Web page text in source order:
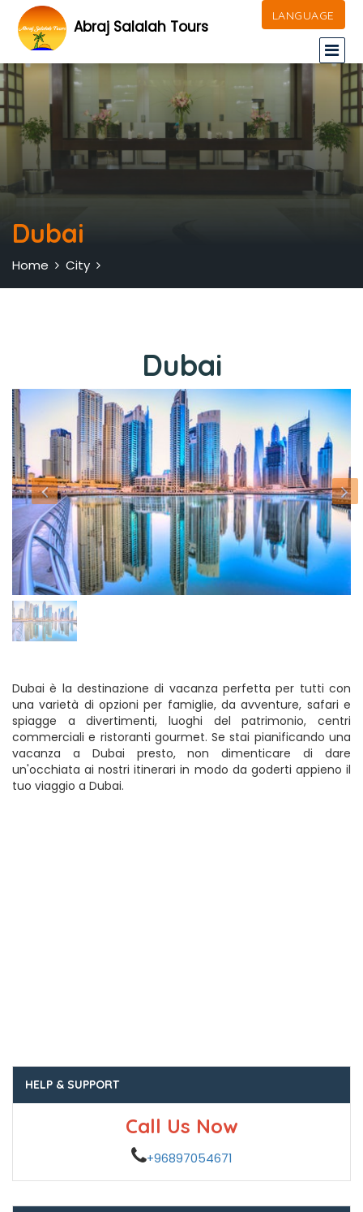
Abraj Salalah Tours
LANGUAGE
Dubai
Home City
Dubai
Dubai è la destinazione di vacanza perfetta per tutti con
una varietà di opzioni per famiglie, da avventure, safari e
spiagge a divertimenti, luoghi del patrimonio, centri
commerciali e ristoranti gourmet. Se stai pianificando una
vacanza a Dubai presto, non dimenticare di dare
un'occhiata ai nostri itinerari in modo da goderti appieno il
tuo viaggio a Dubai.
HELP & SUPPORT
Call Us Now
+96897054671